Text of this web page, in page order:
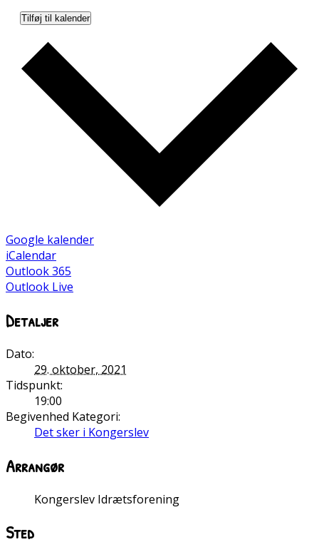
Tilføj til kalender
Google kalender
iCalendar
Outlook 365
Outlook Live
Detaljer
Dato:
29. oktober, 2021
Tidspunkt:
19:00
Begivenhed Kategori:
Det sker i Kongerslev
Arrangør
Kongerslev Idrætsforening
Sted